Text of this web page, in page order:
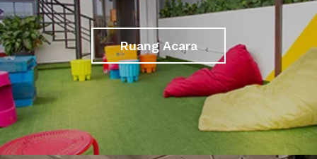
Ruang Acara